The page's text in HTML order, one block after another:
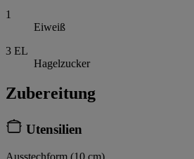
1
Eiweiß
3 EL
Hagelzucker
Zubereitung
Utensilien
Ausstechform (10 cm)